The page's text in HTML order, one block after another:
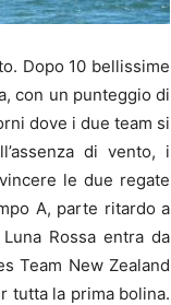
Dopo 10 bellissime
con un punteggio di
dove i due team si
di vento, i
le due regate
A, parte ritardo a
Rossa entra da
Team New Zealand
tutta la prima bolina.